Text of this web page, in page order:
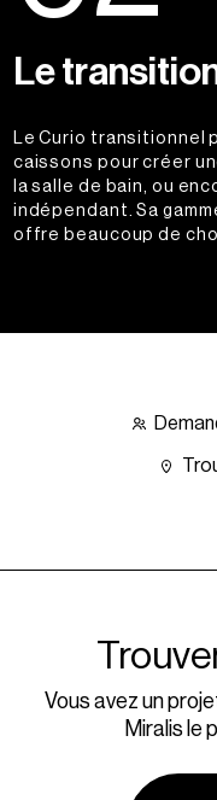
Le
Le Curio transitionnel
caissons pour créer
la salle de bain, ou
indépendant. Sa
offre beaucoup de
Vous avez un
Miralis le